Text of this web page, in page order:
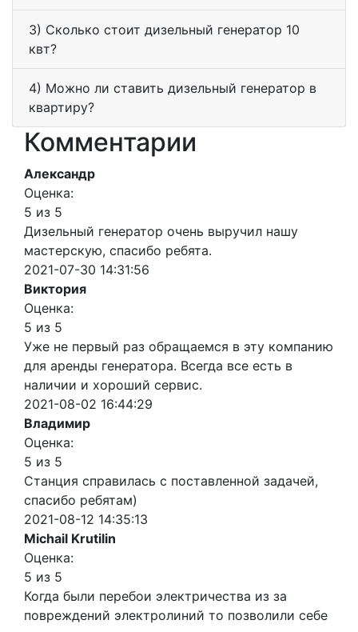
3) Сколько стоит дизельный генератор 10
квт?
4) Можно ли ставить дизельный генератор в
квартиру?
Комментарии
Александр
Оценка:
5 из 5
Дизельный генератор очень выручил нашу
мастерскую, спасибо ребята.
2021-07-30 14:31:56
Виктория
Оценка:
5 из 5
Уже не первый раз обращаемся в эту компанию
для аренды генератора. Всегда все есть в
наличии и хороший сервис.
2021-08-02 16:44:29
Владимир
Оценка:
5 из 5
Станция справилась с поставленной задачей,
спасибо ребятам)
2021-08-12 14:35:13
Michail Krutilin
Оценка:
5 из 5
Когда были перебои электричества из за
повреждений электролиний то позволили себе